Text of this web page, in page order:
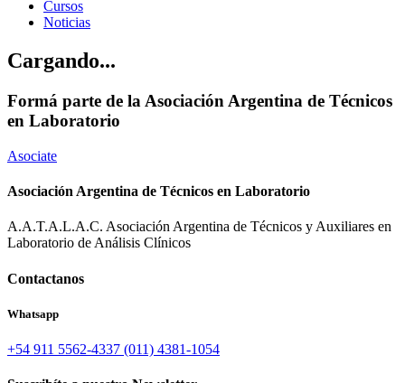
Cursos
Noticias
Cargando...
Formá parte de la Asociación Argentina de Técnicos
en Laboratorio
Asociate
Asociación Argentina de Técnicos en Laboratorio
A.A.T.A.L.A.C. Asociación Argentina de Técnicos y Auxiliares en
Laboratorio de Análisis Clínicos
Contactanos
Whatsapp
+54 911 5562-4337 (011) 4381-1054